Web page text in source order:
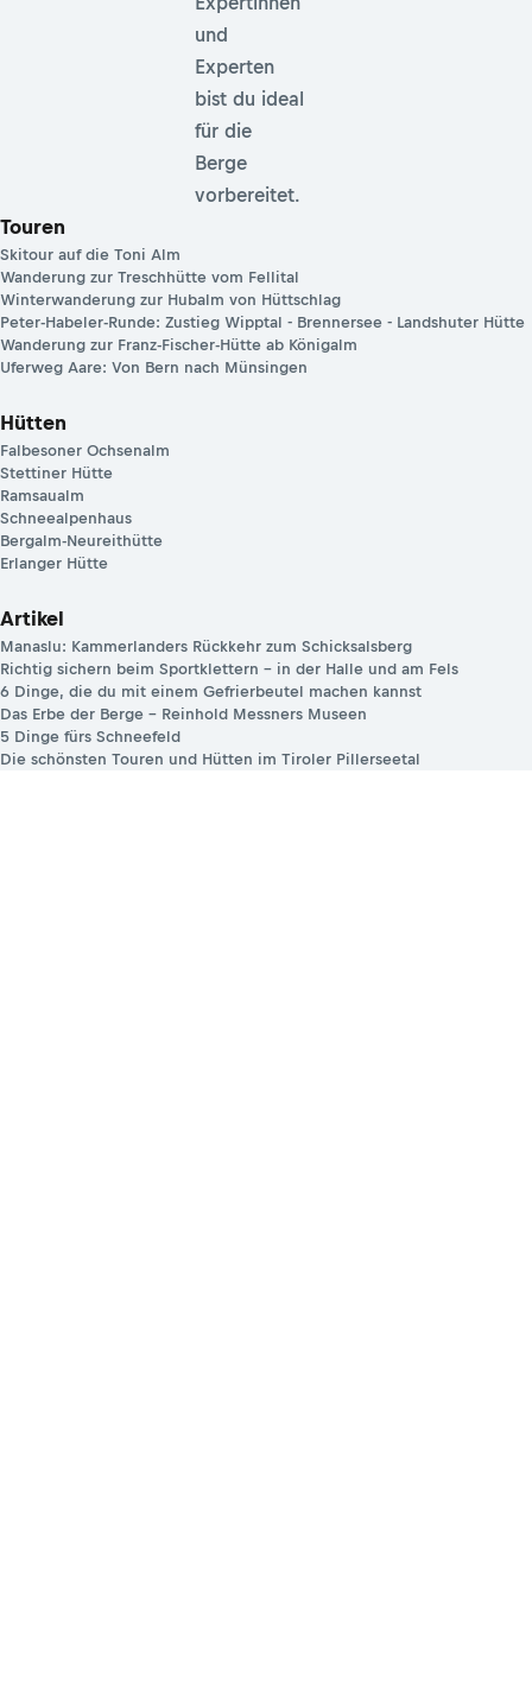
und
Experten
bist du ideal
für die
Berge
vorbereitet.
Touren
Skitour auf die Toni Alm
Wanderung zur Treschhütte vom Fellital
Winterwanderung zur Hubalm von Hüttschlag
Peter-Habeler-Runde: Zustieg Wipptal - Brennersee - Landshuter Hütte
Wanderung zur Franz-Fischer-Hütte ab Königalm
Uferweg Aare: Von Bern nach Münsingen
Hütten
Falbesoner Ochsenalm
Stettiner Hütte
Ramsaualm
Schneealpenhaus
Bergalm-Neureithütte
Erlanger Hütte
Artikel
Manaslu: Kammerlanders Rückkehr zum Schicksalsberg
Richtig sichern beim Sportklettern – in der Halle und am Fels
6 Dinge, die du mit einem Gefrierbeutel machen kannst
Das Erbe der Berge – Reinhold Messners Museen
5 Dinge fürs Schneefeld
Die schönsten Touren und Hütten im Tiroler Pillerseetal